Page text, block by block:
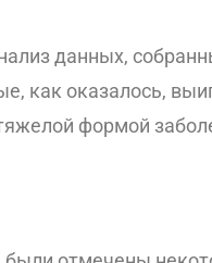
данных,
как оказалось,
формой